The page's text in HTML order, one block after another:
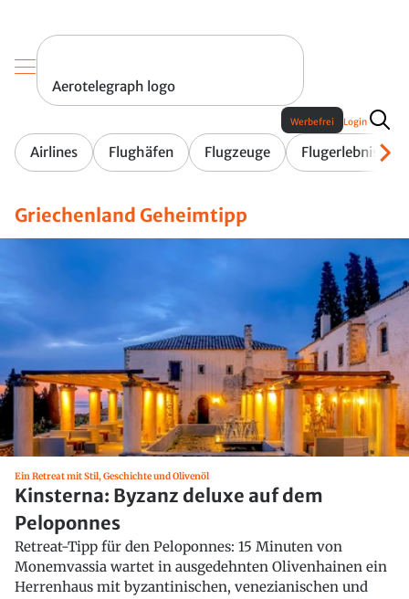
Aerotelegraph logo
Airlines Flughäfen Flugzeuge Flugerlebnis
Werbefrei Login
Griechenland Geheimtipp
Ein Retreat mit Stil, Geschichte und Olivenöl
Kinsterna: Byzanz deluxe auf dem
Peloponnes
Retreat-Tipp für den Peloponnes: 15 Minuten von
Monemvassia wartet in ausgedehnten Olivenhainen ein
Herrenhaus mit byzantinischen, venezianischen und